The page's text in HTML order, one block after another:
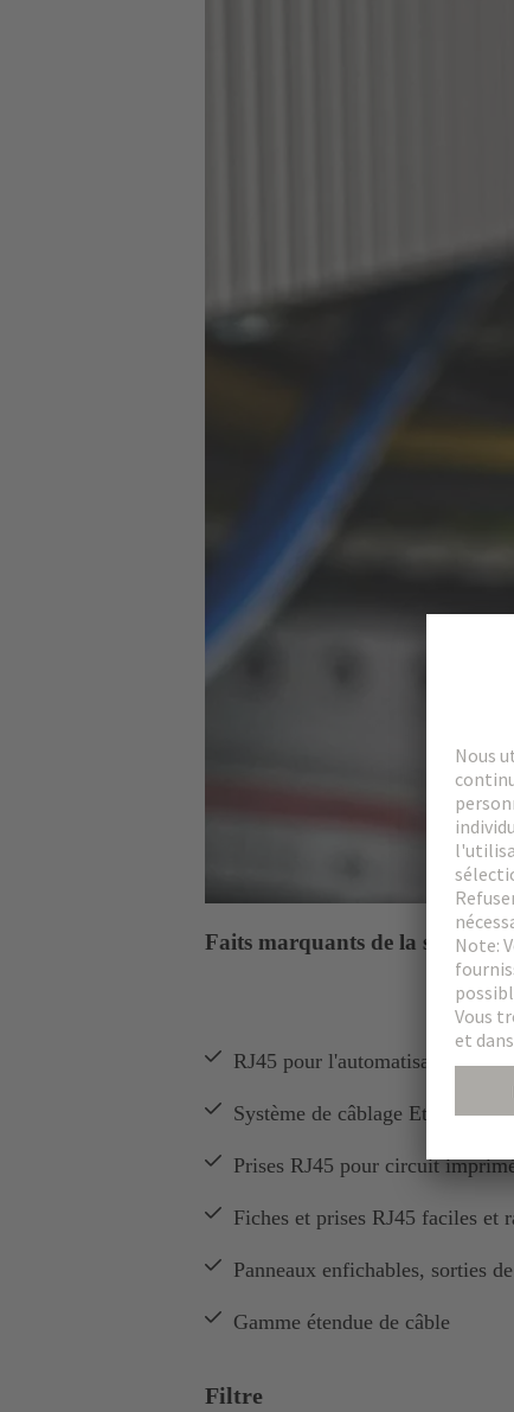
Faits marquants de la série
RJ45 pour l'automatisation des
Système de câblage Ethernet
Prises RJ45 pour circuit
Fiches et prises RJ45 faciles et
Panneaux enfichables, sorties
Gamme étendue de câble
Filtre